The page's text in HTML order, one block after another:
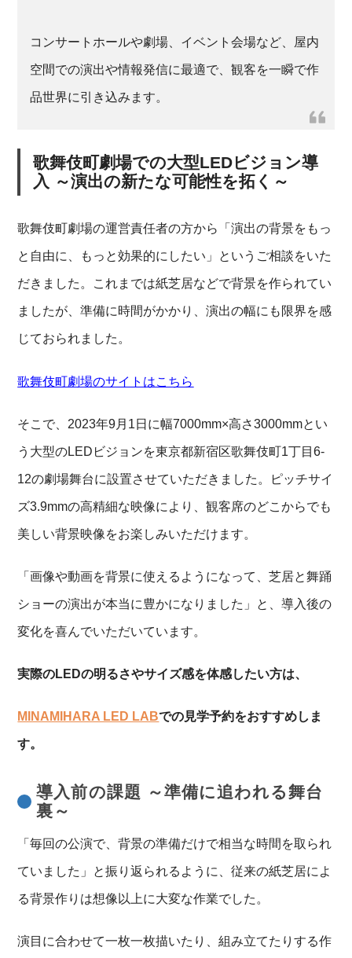
コンサートホールや劇場、イベント会場など、屋内
空間での演出や情報発信に最適で、観客を一瞬で作
品世界に引き込みます。
歌舞伎町劇場での大型LEDビジョン導
入 ～演出の新たな可能性を拓く～
歌舞伎町劇場の運営責任者の方から「演出の背景をもっ
と自由に、もっと効果的にしたい」というご相談をいた
だきました。これまでは紙芝居などで背景を作られてい
ましたが、準備に時間がかかり、演出の幅にも限界を感
じておられました。
歌舞伎町劇場のサイトはこちら
そこで、2023年9月1日に幅7000mm×高さ3000mmとい
う大型のLEDビジョンを東京都新宿区歌舞伎町1丁目6-
12の劇場舞台に設置させていただきました。ピッチサイ
ズ3.9mmの高精細な映像により、観客席のどこからでも
美しい背景映像をお楽しみいただけます。
「画像や動画を背景に使えるようになって、芝居と舞踊
ショーの演出が本当に豊かになりました」と、導入後の
変化を喜んでいただいています。
実際のLEDの明るさやサイズ感を体感したい方は、
MINAMIHARA LED LABでの見学予約をおすすめしま
す。
導入前の課題 ～準備に追われる舞台
裏～
「毎回の公演で、背景の準備だけで相当な時間を取られ
ていました」と振り返られるように、従来の紙芝居によ
る背景作りは想像以上に大変な作業でした。
演目に合わせて一枚一枚描いたり、組み立てたりする作